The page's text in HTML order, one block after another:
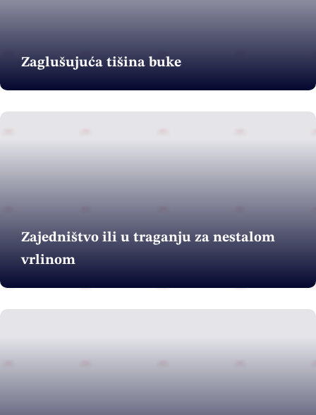
Zaglušujuća tišina buke
Zajedništvo ili u traganju za nestalom
vrlinom